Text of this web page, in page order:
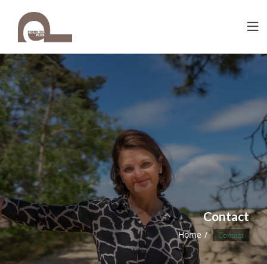
Contact
Home Contact